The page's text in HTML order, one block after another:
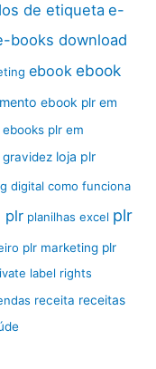
de etiqueta e-
books download
ebook ebook
ebook plr em
ebooks plr em
gravidez loja plr
digital como funciona
plr planilhas excel plr
plr marketing plr
label rights
receita receitas